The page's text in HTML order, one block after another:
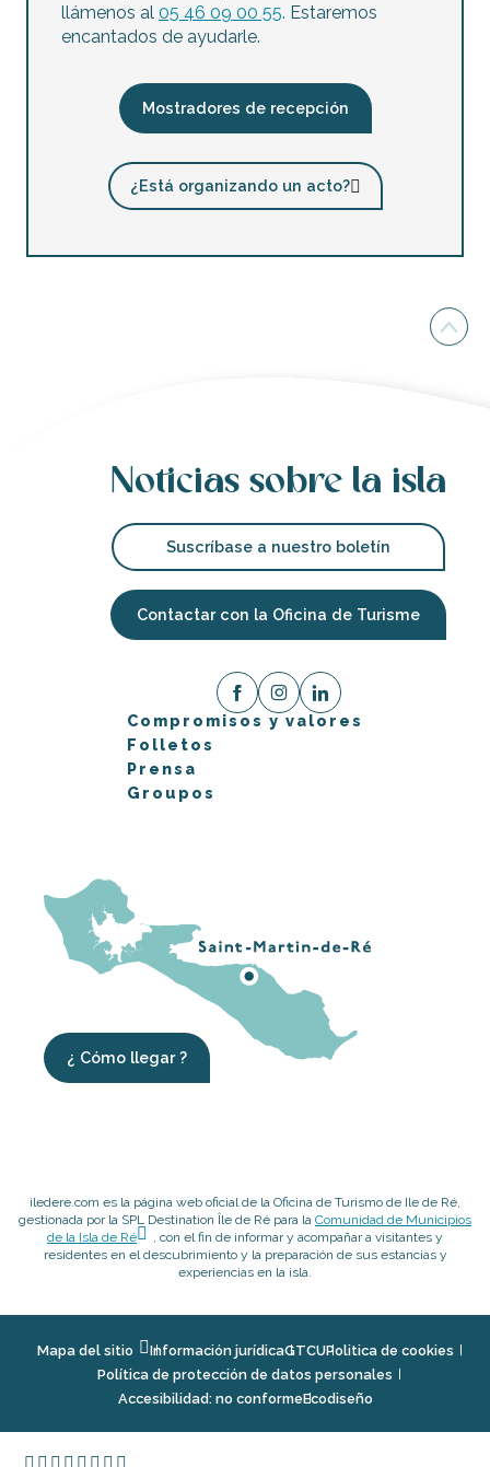
llámenos al 05 46 09 00 55. Estaremos
encantados de ayudarle.
Mostradores de recepción
¿Está organizando un acto?
Noticias sobre la isla
Suscríbase a nuestro boletín
Contactar con la Oficina de Turisme
Compromisos y valores
Folletos
Prensa
Groupos
¿ Cómo llegar ?
iledere.com es la página web oficial de la Oficina de Turismo de Ile de Ré,
gestionada por la SPL Destination Île de Ré para la Comunidad de Municipios
de la Isla de Ré
, con el fin de informar y acompañar a visitantes y
residentes en el descubrimiento y la preparación de sus estancias y
experiencias en la isla.
Mapa del sitio Información jurídicaGTCUPolitica de cookies
Política de protección de datos personales
Accesibilidad: no conformeEcodiseño